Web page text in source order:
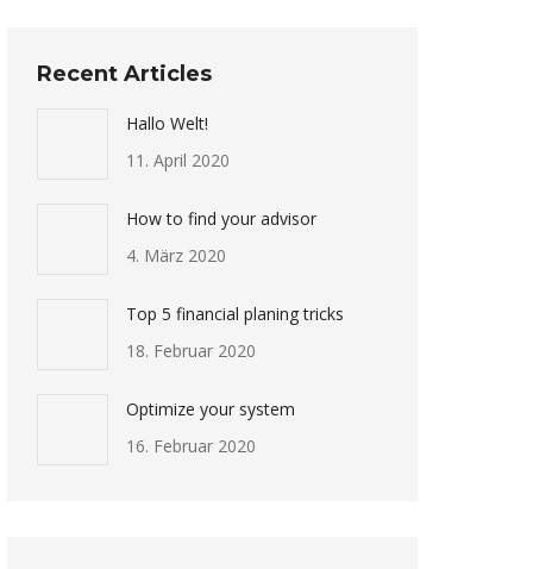
Recent Articles
Hallo Welt!
11. April 2020
How to find your advisor
4. März 2020
Top 5 financial planing tricks
18. Februar 2020
Optimize your system
16. Februar 2020